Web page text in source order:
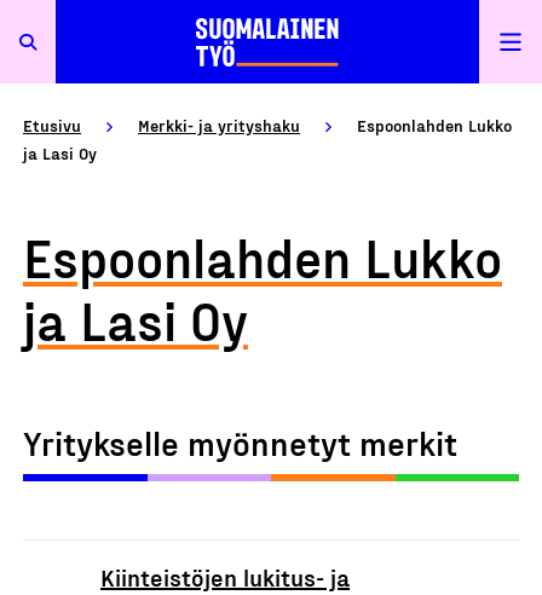
Etusivu Merkki- ja yrityshaku
Espoonlahden Lukko
ja Lasi Oy
Espoonlahden Lukko
ja Lasi Oy
Yritykselle myönnetyt merkit
Kiinteistöjen lukitus- ja